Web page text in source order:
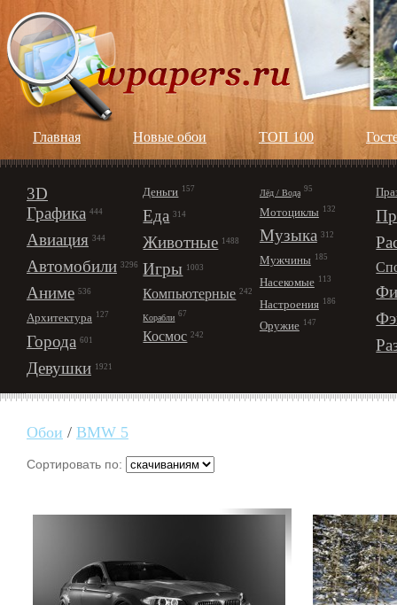
Главная Новые обои ТОП 100
3D
Графика 444
Авиация 344
Автомобили 3296
Аниме 536
Архитектура 127
Города 601
Девушки 1921
Деньги 157
Еда 314
Животные 1488
Игры 1003
Компьютерные 242
Корабли 67
Космос 242
Лёд / Вода 95
Мотоциклы 132
Музыка 312
Мужчины 185
Насекомые 113
Настроения 186
Оружие 147
Обои / BMW 5
Сортировать по: